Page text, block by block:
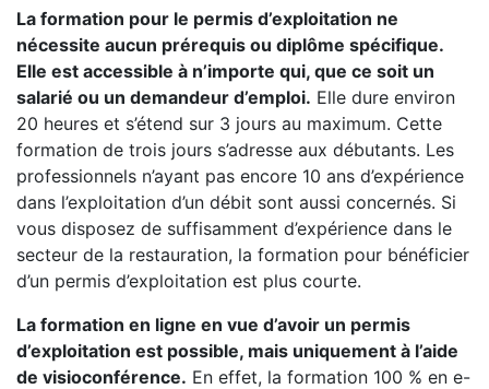
La formation pour le permis d’exploitation ne
nécessite aucun prérequis ou diplôme spécifique.
Elle est accessible à n’importe qui, que ce soit un
salarié ou un demandeur d’emploi. Elle dure environ
20 heures et s’étend sur 3 jours au maximum. Cette
formation de trois jours s’adresse aux débutants. Les
professionnels n’ayant pas encore 10 ans d’expérience
dans l’exploitation d’un débit sont aussi concernés. Si
vous disposez de suffisamment d’expérience dans le
secteur de la restauration, la formation pour bénéficier
d’un permis d’exploitation est plus courte.
La formation en ligne en vue d’avoir un permis
d’exploitation est possible, mais uniquement à l’aide
de visioconférence. En effet, la formation 100 % en e-